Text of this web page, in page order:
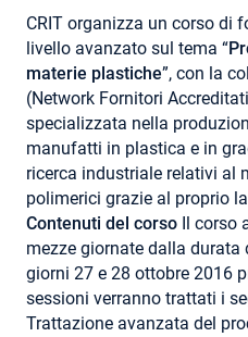
CRIT organizza un corso di
livello avanzato sul tema “
materie plastiche”, con la
(Network Fornitori
specializzata nella
manufatti in plastica e in
ricerca industriale relativi al
polimerici grazie al proprio
Contenuti del corso Il corso
mezze giornate dalla durata
giorni 27 e 28 ottobre 2016
sessioni verranno trattati i
Trattazione avanzata del